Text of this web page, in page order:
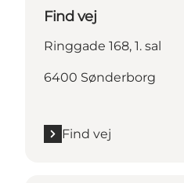
Find vej
Ringgade 168, 1. sal
6400 Sønderborg
Find vej